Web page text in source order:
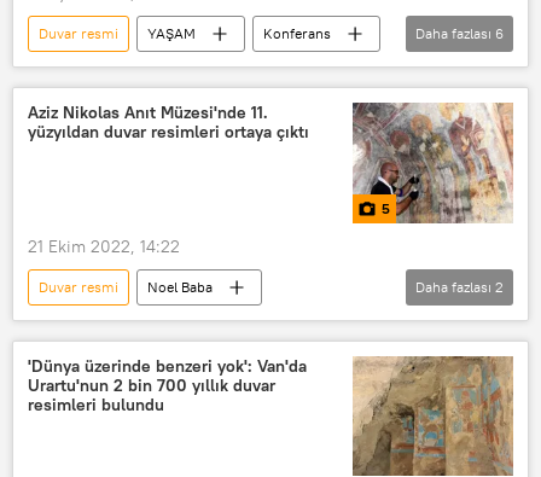
Duvar resmi YAŞAM
Konferans
Japon
Japonya
Kapadokya
Nevşehir
Koruma
Daha fazlası 6
Aziz Nikolas Anıt Müzesi'nde 11.
yüzyıldan duvar resimleri ortaya çıktı
5
21 Ekim 2022, 14:22
Duvar resmi
Noel Baba
MULTİMEDYA
Keşif
Daha fazlası 2
'Dünya üzerinde benzeri yok': Van'da
Urartu'nun 2 bin 700 yıllık duvar
resimleri bulundu